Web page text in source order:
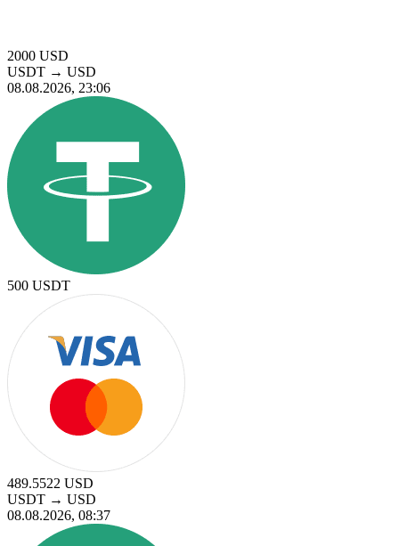
2000 USD
USDT → USD
08.08.2026, 23:06
500 USDT
489.5522 USD
USDT → USD
08.08.2026, 08:37